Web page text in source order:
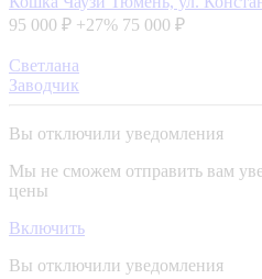
95 000 ₽ +27% 75 000 ₽
Светлана
Заводчик
Вы отключили уведомления
Мы не сможем отправить вам
цены
Включить
Вы отключили уведомления